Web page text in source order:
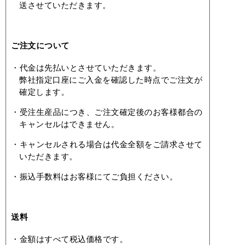
送させていただきます。
ご注⽂について
・代⾦は先払いとさせていただきます。
弊社指定⼝座にご⼊⾦を確認した時点でご注⽂が
確定します。
・受注⽣産品につき、ご注⽂確定後のお客様都合の
キャンセルはできません。
・キャンセルされる場合は代⾦全額をご請求させて
いただきます。
・振込⼿数料はお客様にてご負担ください。
送料
・⾦額はすべて税込価格です。